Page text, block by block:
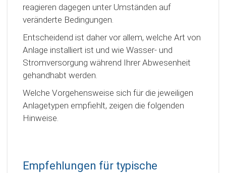
reagieren dagegen unter Umständen auf
veränderte Bedingungen.
Entscheidend ist daher vor allem, welche Art von
Anlage installiert ist und wie Wasser- und
Stromversorgung während Ihrer Abwesenheit
gehandhabt werden.
Welche Vorgehensweise sich für die jeweiligen
Anlagetypen empfiehlt, zeigen die folgenden
Hinweise.
Empfehlungen für typische